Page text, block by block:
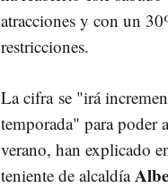
atracciones y con un
restricciones.
La cifra se "irá
temporada" para poder
verano, han explicado
teniente de alcaldía